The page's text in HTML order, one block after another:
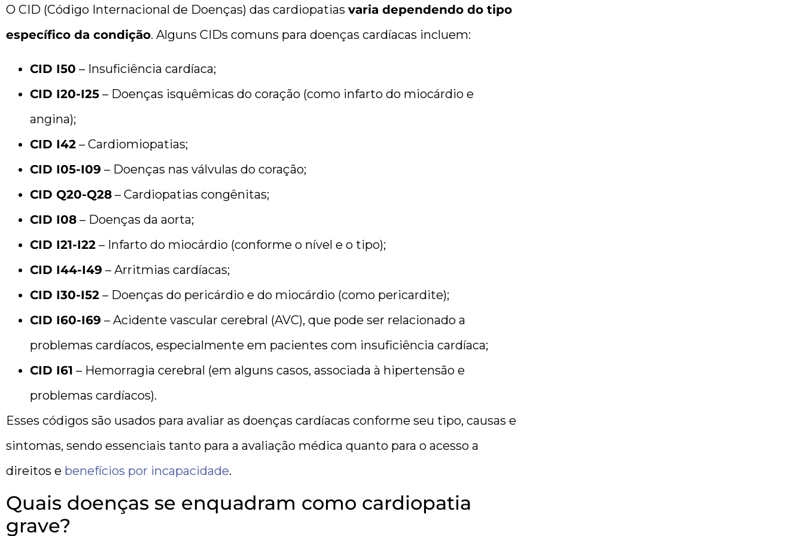
O CID (Código Internacional de Doenças) das cardiopatias varia dependendo do tipo
específico da condição. Alguns CIDs comuns para doenças cardíacas incluem:
CID I50 – Insuficiência cardíaca;
CID I20-I25 – Doenças isquêmicas do coração (como infarto do miocárdio e
angina);
CID I42 – Cardiomiopatias;
CID I05-I09 – Doenças nas válvulas do coração;
CID Q20-Q28 – Cardiopatias congênitas;
CID I08 – Doenças da aorta;
CID I21-I22 – Infarto do miocárdio (conforme o nível e o tipo);
CID I44-I49 – Arritmias cardíacas;
CID I30-I52 – Doenças do pericárdio e do miocárdio (como pericardite);
CID I60-I69 – Acidente vascular cerebral (AVC), que pode ser relacionado a
problemas cardíacos, especialmente em pacientes com insuficiência cardíaca;
CID I61 – Hemorragia cerebral (em alguns casos, associada à hipertensão e
problemas cardíacos).
Esses códigos são usados ​​para avaliar as doenças cardíacas conforme seu tipo, causas e
sintomas, sendo essenciais tanto para a avaliação médica quanto para o acesso a
direitos e benefícios por incapacidade.
Quais doenças se enquadram como cardiopatia
grave?